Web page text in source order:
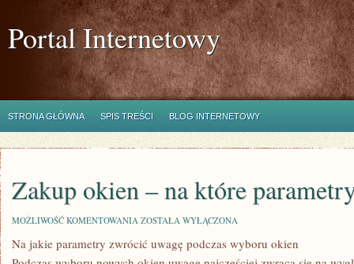
Portal Internetowy
STRONA GŁÓWNA SPIS TREŚCI BLOG INTERNETOWY
Zakup okien – na które
MOŻLIWOŚĆ KOMENTOWANIA ZAKUP
–
ZOSTAŁA WYŁĄCZONA
Na jakie parametry zwrócić uwagę podczas wyboru okien